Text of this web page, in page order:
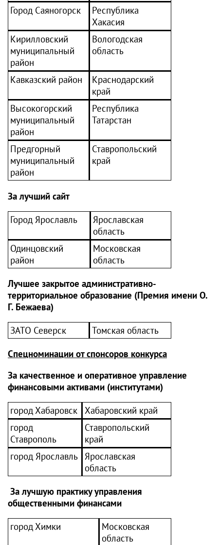
Город Саяногорск
Республика
Хакасия
Кирилловский
муниципальный
район
Вологодская
область
Кавказский район
Краснодарский
край
Высокогорский
муниципальный
район
Республика
Татарстан
Предгорный
муниципальный
район
Ставропольский
край
За лучший сайт
Город Ярославль
Ярославская
область
Одинцовский
район
Московская
область
Лучшее закрытое административно-
территориальное образование (Премия имени О.
Г. Бежаева)
ЗАТО Северск
Томская область
Спецноминации от спонсоров конкурса
За качественное и оперативное управление
финансовыми активами (институтами)
город Хабаровск
Хабаровский край
город
Ставрополь
Ставропольский
край
город Ярославль Ярославская
область
За лучшую практику управления
общественными финансами
город Химки
Московская
область